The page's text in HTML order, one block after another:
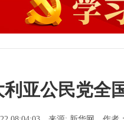
利亚公民党全